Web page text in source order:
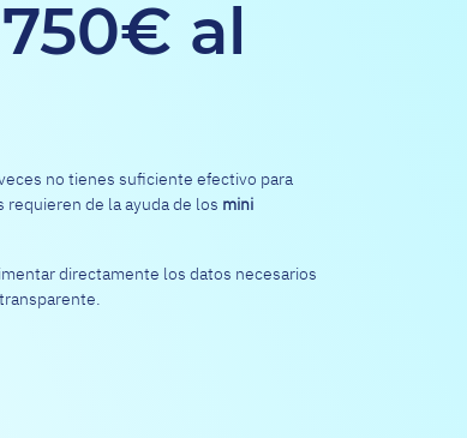
al
no tienes suficiente efectivo para
de la ayuda de los mini
directamente los datos necesarios